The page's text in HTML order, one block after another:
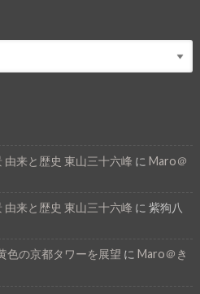
来と歴史 東山三十六峰 に Maro＠
来と歴史 東山三十六峰 に 紫狗八
色の京都タワーを展望 に Maro＠き